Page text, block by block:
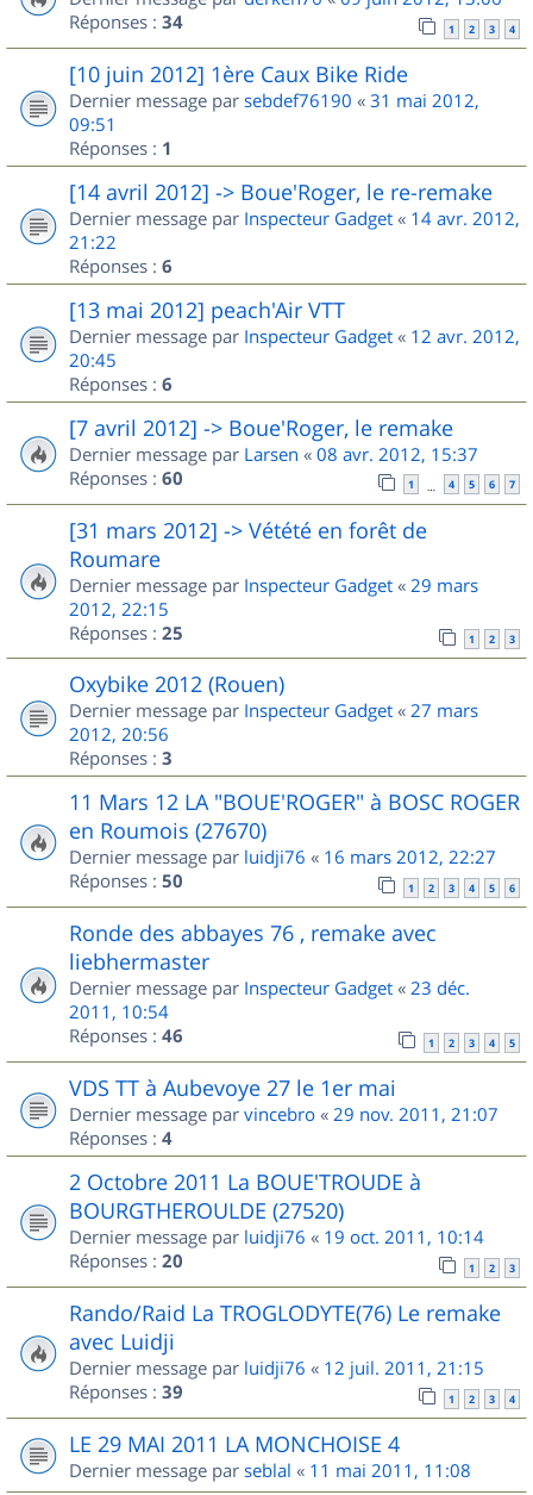
Réponses : 34 1 2 3 4
[10 juin 2012] 1ère Caux Bike Ride
Dernier message par sebdef76190 « 31 mai 2012,
09:51
Réponses : 1
[14 avril 2012] -> Boue'Roger, le re-remake
Dernier message par Inspecteur Gadget « 14 avr. 2012,
21:22
Réponses : 6
[13 mai 2012] peach'Air VTT
Dernier message par Inspecteur Gadget « 12 avr. 2012,
20:45
Réponses : 6
[7 avril 2012] -> Boue'Roger, le remake
Dernier message par Larsen « 08 avr. 2012, 15:37
Réponses : 60 1 … 4 5 6 7
[31 mars 2012] -> Vétété en forêt de
Roumare
Dernier message par Inspecteur Gadget « 29 mars
2012, 22:15
Réponses : 25 1 2 3
Oxybike 2012 (Rouen)
Dernier message par Inspecteur Gadget « 27 mars
2012, 20:56
Réponses : 3
11 Mars 12 LA "BOUE'ROGER" à BOSC ROGER
en Roumois (27670)
Dernier message par luidji76 « 16 mars 2012, 22:27
Réponses : 50 1 2 3 4 5 6
Ronde des abbayes 76 , remake avec
liebhermaster
Dernier message par Inspecteur Gadget « 23 déc.
2011, 10:54
Réponses : 46 1 2 3 4 5
VDS TT à Aubevoye 27 le 1er mai
Dernier message par vincebro « 29 nov. 2011, 21:07
Réponses : 4
2 Octobre 2011 La BOUE'TROUDE à
BOURGTHEROULDE (27520)
Dernier message par luidji76 « 19 oct. 2011, 10:14
Réponses : 20 1 2 3
Rando/Raid La TROGLODYTE(76) Le remake
avec Luidji
Dernier message par luidji76 « 12 juil. 2011, 21:15
Réponses : 39 1 2 3 4
LE 29 MAI 2011 LA MONCHOISE 4
Dernier message par seblal « 11 mai 2011, 11:08